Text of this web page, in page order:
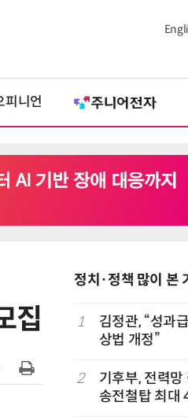
피니언
집
정치·정책 많이 본
제 빌
조
1
김정관, “성과
상법 개정”
2
기후부, 전력
송전철탑 최대